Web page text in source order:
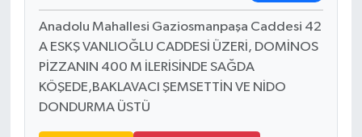
Anadolu Mahallesi Gaziosmanpaşa Caddesi 42
A ESKŞ VANLIOĞLU CADDESİ ÜZERİ, DOMİNOS
PİZZANIN 400 M İLERİSİNDE SAĞDA
KÖŞEDE,BAKLAVACI ŞEMSETTİN VE NİDO
DONDURMA ÜSTÜ